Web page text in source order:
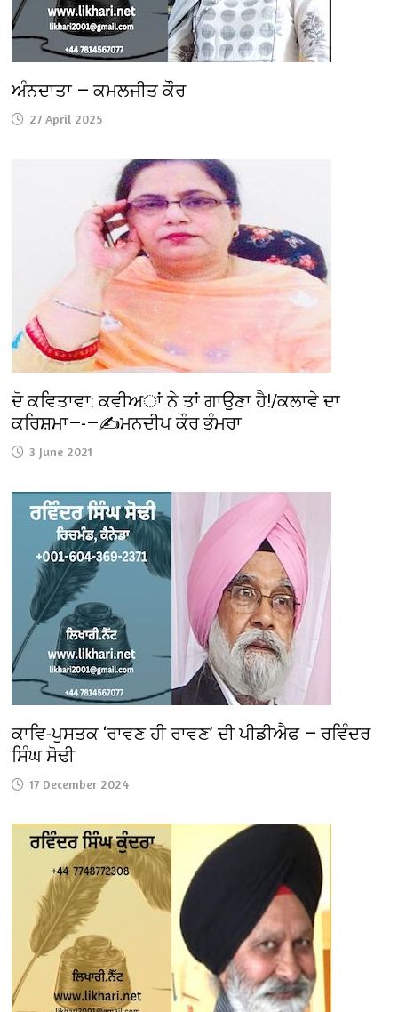
ਅੰਨਦਾਤਾ — ਕਮਲਜੀਤ ਕੌਰ
27 April 2025
ਦੋ ਕਵਿਤਾਵਾ: ਕਵੀਅਾਂ ਨੇ ਤਾਂ ਗਾਉਣਾ ਹੈ!/ਕਲਾਵੇ ਦਾ
ਕਰਿਸ਼ਮਾ—-—✍️ਮਨਦੀਪ ਕੌਰ ਭੰਮਰਾ
3 June 2021
ਕਾਵਿ-ਪੁਸਤਕ ‘ਰਾਵਣ ਹੀ ਰਾਵਣ’ ਦੀ ਪੀਡੀਐਫ — ਰਵਿੰਦਰ
ਸਿੰਘ ਸੋਢੀ
17 December 2024